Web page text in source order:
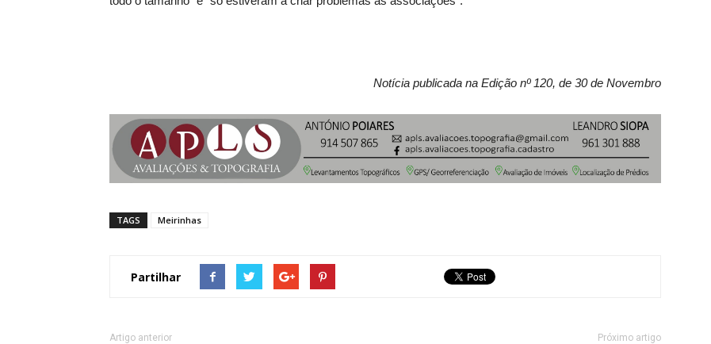
Notícia publicada na Edição nº 120, de 30 de Novembro
TAGS Meirinhas
Partilhar
Artigo anterior Próximo artigo